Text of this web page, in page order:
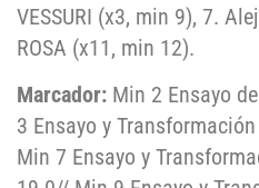
VESSURI (x3, min 9), 7.
ROSA (x11, min 12).
Marcador: Min 2 Ensayo
3 Ensayo y
Min 7 Ensayo y